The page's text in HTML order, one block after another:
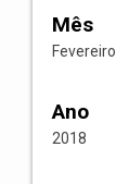
Mês
Fevereiro
Ano
2018